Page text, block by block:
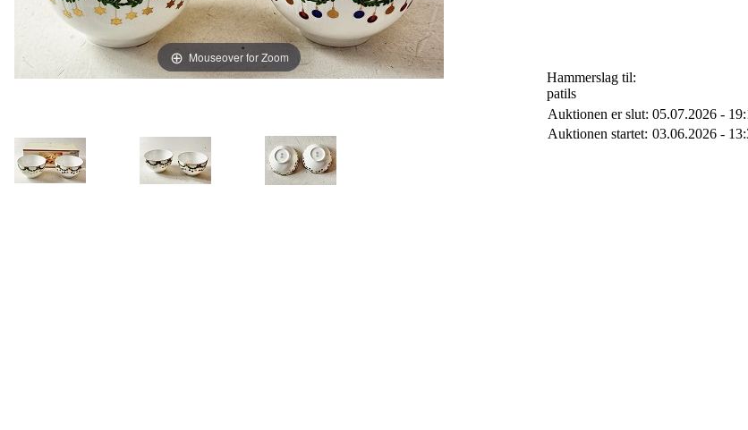
Mouseover for Zoom
Hammerslag til:
patils
Auktionen er slut: 05.07.2026 -
Auktionen startet: 03.06.2026 -